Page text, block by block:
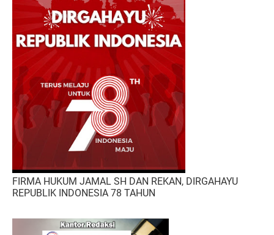
FIRMA HUKUM JAMAL SH DAN REKAN, DIRGAHAYU
REPUBLIK INDONESIA 78 TAHUN